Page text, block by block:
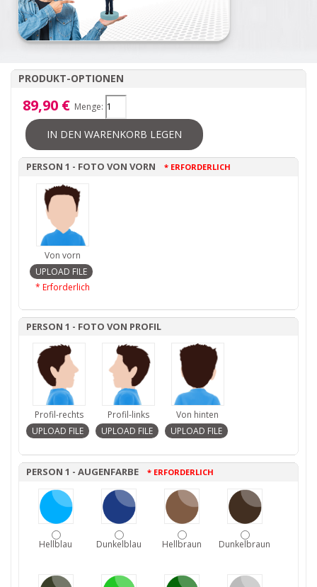
PRODUKT-OPTIONEN
89,90 € Menge:
IN DEN WARENKORB LEGEN
PERSON 1 - FOTO VON VORN * ERFORDERLICH
Von vorn
* Erforderlich
PERSON 1 - FOTO VON PROFIL
Profil-rechts Profil-links Von hinten
PERSON 1 - AUGENFARBE * ERFORDERLICH
Hellblau Dunkelblau Hellbraun Dunkelbraun